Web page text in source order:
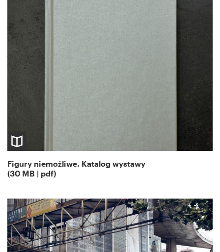
Figury niemożliwe. Katalog wystawy
(30 MB | pdf)